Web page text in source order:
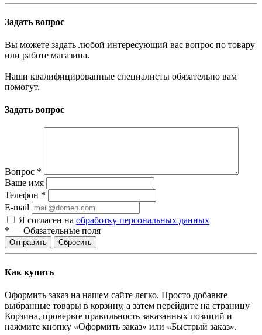
Задать вопрос
Вы можете задать любой интересующий вас вопрос по товару
или работе магазина.
Наши квалифицированные специалисты обязательно вам
помогут.
Задать вопрос
Вопрос *
Ваше имя
Телефон *
E-mail
Я согласен на обработку персональных данных
* — Обязательные поля
Отправить Сбросить
Как купить
Оформить заказ на нашем сайте легко. Просто добавьте
выбранные товары в корзину, а затем перейдите на страницу
Корзина, проверьте правильность заказанных позиций и
нажмите кнопку «Оформить заказ» или «Быстрый заказ».